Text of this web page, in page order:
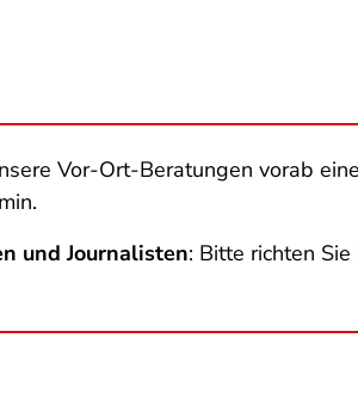
Vor-Ort-Beratungen vorab
und Journalisten: Bitte richten